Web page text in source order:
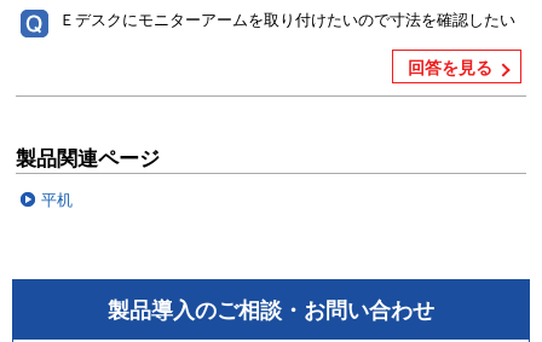
Ｅデスクにモニターアームを取り付けたいので寸法を確認したい
回答を見る
製品関連ページ
平机
製品導入のご相談・お問い合わせ